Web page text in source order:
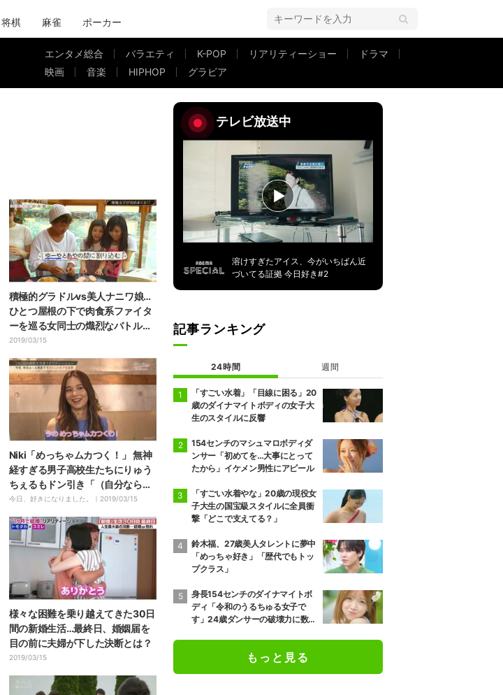
将棋 麻雀 ポーカー
エンタメ総合 バラエティ K-POP リアリティーショー
ドラマ
映画
音楽 HIPHOP グラビア
積極的グラドルvs美人ナニワ娘…
ひとつ屋根の下で肉食系ファイタ
ーを巡る女同士の熾烈なバトルが
勃発！
2019/03/15
Niki「めっちゃムカつく！」 無神
経すぎる男子高校生たちにりゅう
ちぇるもドン引き「（自分なら）
ポテト投げる」
今日、好きになりました。｜ 2019/03/15
様々な困難を乗り越えてきた30日
間の新婚生活…最終日、婚姻届を
目の前に夫婦が下した決断とは？
2019/03/15
テレビ放送中
溶けすぎたアイス、今がいちばん近
づいてる証拠 今日好き#2
記事ランキング
24時間 週間
「すごい水着」「目線に困る」20
歳のダイナマイトボディの女子大
生のスタイルに反響
154センチのマシュマロボディダ
ンサー「初めてを…大事にとって
たから」イケメン男性にアピール
「すごい水着やな」20歳の現役女
子大生の国宝級スタイルに全員衝
撃「どこで支えてる？」
鈴木福、27歳美人タレントに夢中
「めっちゃ好き」「歴代でもトッ
プクラス」
身長154センチのダイナマイトボ
ディ「令和のうるちゅる女子で
す」24歳ダンサーの破壊力に数原
もっと見る